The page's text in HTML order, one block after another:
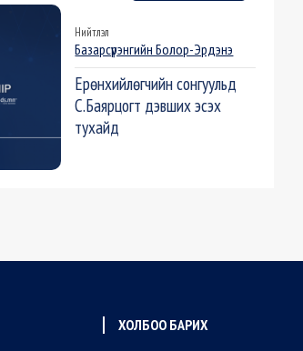
Нийтлэл
Базарсүрэнгийн Болор-Эрдэнэ
Ерөнхийлөгчийн сонгуульд
С.Баярцогт дэвших эсэх
тухайд
ХОЛБОО БАРИХ